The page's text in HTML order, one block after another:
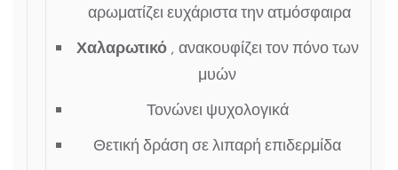
αρωματίζει ευχάριστα την ατμόσφαιρα
Χαλαρωτικό, ανακουφίζει τον πόνο των
μυών
Τονώνει ψυχολογικά
Θετική δράση σε λιπαρή επιδερμίδα